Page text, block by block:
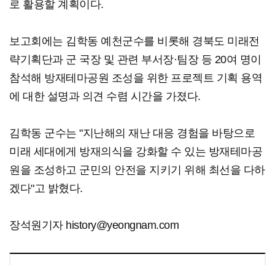
로 활용할 계획이다.
보고회에는 김학동 예천군수를 비롯해 경북도 미래전
략기획단과 군 국장 및 관련 부서장·팀장 등 20여 명이
참석해 방재테마공원 조성을 위한 프로젝트 기획 용역
에 대한 설명과 의견 수렴 시간을 가졌다.
김학동 군수는 "지난해의 재난 대응 경험을 바탕으로
미래 세대에게 방재의식을 강화할 수 있는 방재테마공
원을 조성하고 군민의 안전을 지키기 위해 최선을 다하
겠다"고 밝혔다.
장석원기자 history@yeongnam.com